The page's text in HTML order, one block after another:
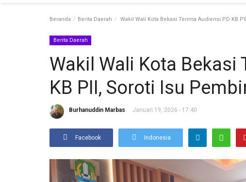
Beranda Berita Daerah Wakil Wali Kota Bekasi Terima Audiensi PD KB
Berita Daerah
Wakil Wali Kota Bekasi
KB PII, Soroti Isu
Burhanuddin Marbas Januari 19, 2026 - 17:40
Facebook Indonesia